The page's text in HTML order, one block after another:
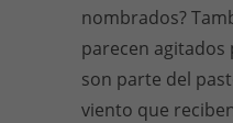
nombrados?
parecen
son parte del
viento que